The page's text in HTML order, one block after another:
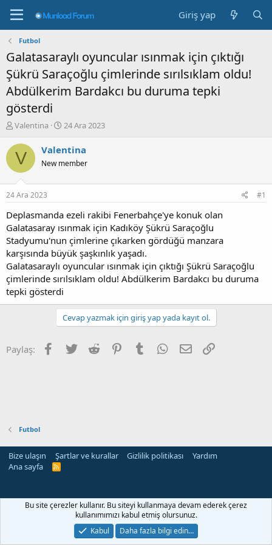
Giriş yap
Futbol
Galatasaraylı oyuncular ısınmak için çıktığı
Şükrü Saraçoğlu çimlerinde sırılsıklam oldu!
Abdülkerim Bardakcı bu duruma tepki
gösterdi
K
n
b
u
u
b
a
l
a
t
a
n
Valentina
B
ş
a
ç
a
r
i
h
i
24 Ara 2023
V Valentina
New member
24 Ara 2023 #1
Deplasmanda ezeli rakibi Fenerbahçe'ye konuk olan
Galatasaray ısınmak için Kadıköy Şükrü Saraçoğlu
Stadyumu'nun çimlerine çıkarken gördüğü manzara
karşısında büyük şaşkınlık yaşadı.
Galatasaraylı oyuncular ısınmak için çıktığı Şükrü Saraçoğlu
çimlerinde sırılsıklam oldu! Abdülkerim Bardakcı bu duruma
tepki gösterdi
Cevap yazmak için giriş yap yada kayıt ol.
Paylaş: Facebook
Twitter Reddit PinterestTumblr WhatsApp
E-posta
Futbol
Bize ulaşın Şartlar ve kurallar Gizlilik politikası
Yardım
Ana sayfa
R
Bu site çerezler kullanır. Bu siteyi kullanmaya devam ederek çerez
kullanımımızı kabul etmiş olursunuz.
Kabul
Daha fazla bilgi edin…